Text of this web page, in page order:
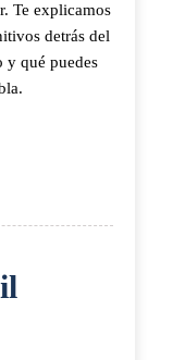
Te explicamos
detrás del
y qué puedes